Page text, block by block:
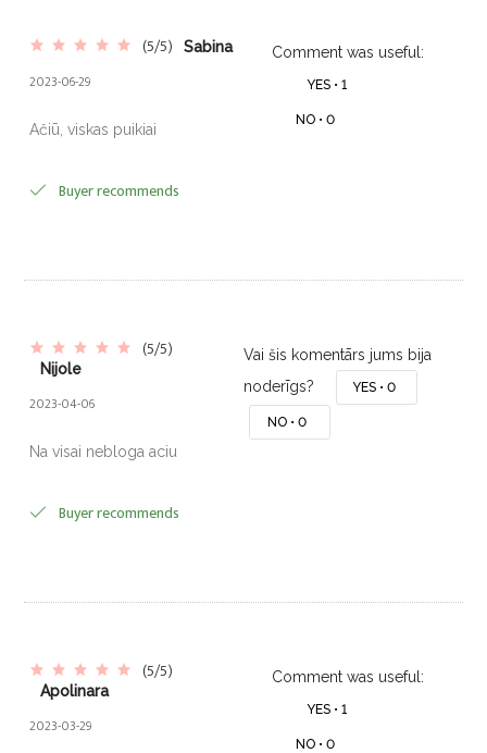
(5/5) Sabina
2023-06-29
Ačiū, viskas puikiai
Buyer recommends
Comment was useful:
YES •1
NO • 0
(5/5)
Nijole
2023-04-06
Na visai nebloga aciu
Buyer recommends
Vai šis komentārs jums bija
noderīgs?
YES •0
NO •0
(5/5)
Apolinara
2023-03-29
Comment was useful:
YES •1
NO • 0